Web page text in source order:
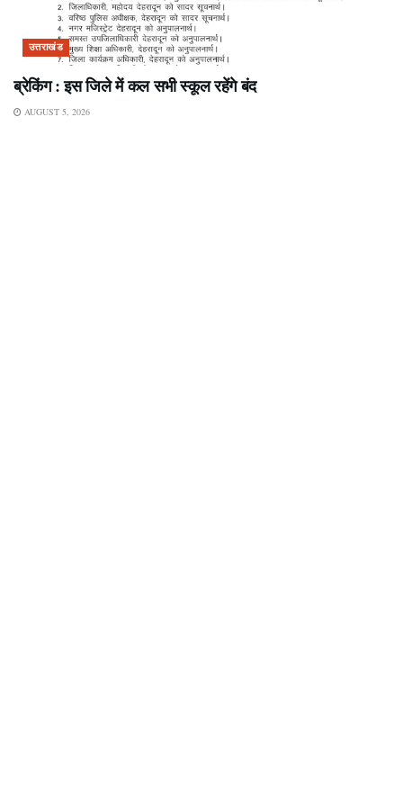
उत्तराखंड
ब्रेकिंग : इस जिले में कल सभी स्कूल रहेंगे बंद
AUGUST 5, 2026